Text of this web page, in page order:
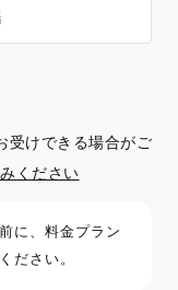
受けできる場合がご
ください
に、料金プラン
ださい。